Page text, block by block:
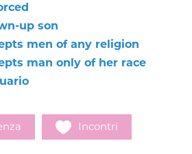
up son
men of any religion
man only of her race
Incontri